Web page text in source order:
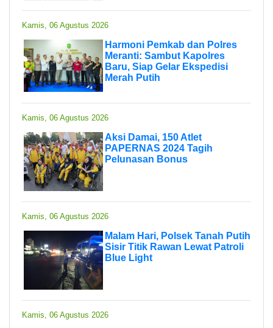
Kamis, 06 Agustus 2026
Harmoni Pemkab dan Polres
Meranti: Sambut Kapolres
Baru, Siap Gelar Ekspedisi
Merah Putih
Kamis, 06 Agustus 2026
Aksi Damai, 150 Atlet
PAPERNAS 2024 Tagih
Pelunasan Bonus
Kamis, 06 Agustus 2026
Malam Hari, Polsek Tanah Putih
Sisir Titik Rawan Lewat Patroli
Blue Light
Kamis, 06 Agustus 2026